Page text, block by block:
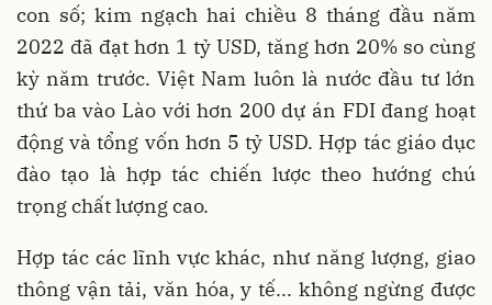
con số; kim ngạch hai chiều 8 tháng đầu năm
2022 đã đạt hơn 1 tỷ USD, tăng hơn 20% so cùng
kỳ năm trước. Việt Nam luôn là nước đầu tư lớn
thứ ba vào Lào với hơn 200 dự án FDI đang hoạt
động và tổng vốn hơn 5 tỷ USD. Hợp tác giáo dục
đào tạo là hợp tác chiến lược theo hướng chú
trọng chất lượng cao.
Hợp tác các lĩnh vực khác, như năng lượng, giao
thông vận tải, văn hóa, y tế... không ngừng được